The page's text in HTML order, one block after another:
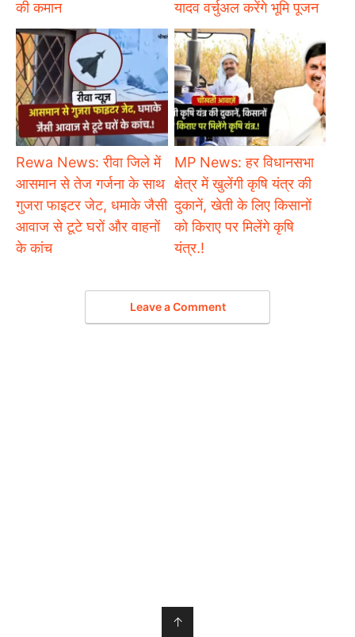
की कमान
यादव वर्चुअल करेंगे भूमि पूजन
Rewa News: रीवा जिले में
आसमान से तेज गर्जना के साथ
गुजरा फाइटर जेट, धमाके जैसी
आवाज से टूटे घरों और वाहनों
के कांच
MP News: हर विधानसभा
क्षेत्र में खुलेंगी कृषि यंत्र की
दुकानें, खेती के लिए किसानों
को किराए पर मिलेंगे कृषि
यंत्र.!
Leave a Comment
↑